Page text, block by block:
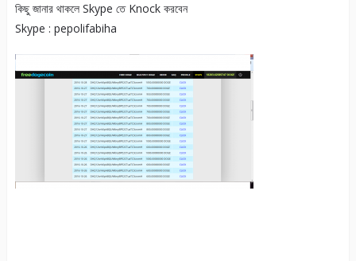
কিছু জানার থাকলে Skype তে Knock করবেন
Skype : pepolifabiha